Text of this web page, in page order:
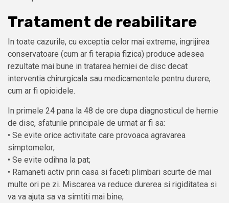
Tratament de reabilitare
In toate cazurile, cu exceptia celor mai extreme, ingrijirea
conservatoare (cum ar fi terapia fizica) produce adesea
rezultate mai bune in tratarea herniei de disc decat
interventia chirurgicala sau medicamentele pentru durere,
cum ar fi opioidele.
In primele 24 pana la 48 de ore dupa diagnosticul de hernie
de disc, sfaturile principale de urmat ar fi sa:
• Se evite orice activitate care provoaca agravarea
simptomelor;
• Se evite odihna la pat;
• Ramaneti activ prin casa si faceti plimbari scurte de mai
multe ori pe zi. Miscarea va reduce durerea si rigiditatea si
va va ajuta sa va simtiti mai bine;